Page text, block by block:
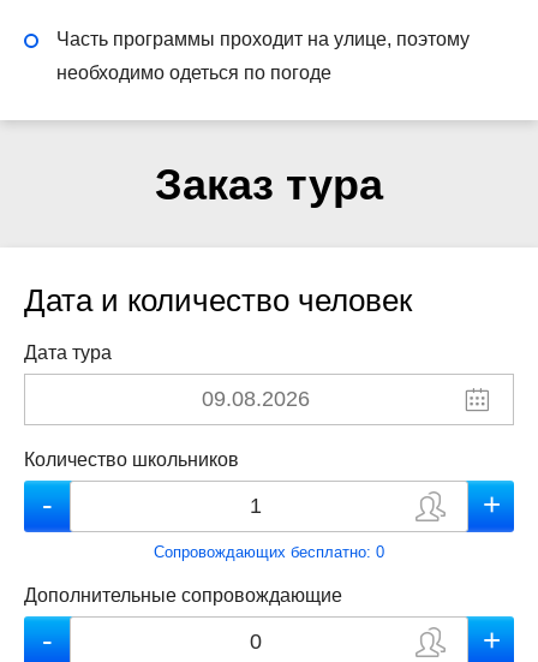
Часть программы проходит на улице, поэтому
необходимо одеться по погоде
Заказ тура
Дата и количество человек
Дата тура
Количество школьников
Сопровождающих бесплатно: 0
Дополнительные сопровождающие